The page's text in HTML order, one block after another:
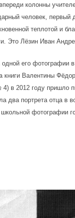
колонны
человек,
теплотой и
Это Лёзин Иван
одной его фотографии
книги Валентины
в 2012 году пришло
два портрета отца в
фотографии